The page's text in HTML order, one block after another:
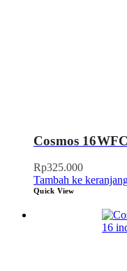
Cosmos
Rp325.000
Tambah ke
Quick View